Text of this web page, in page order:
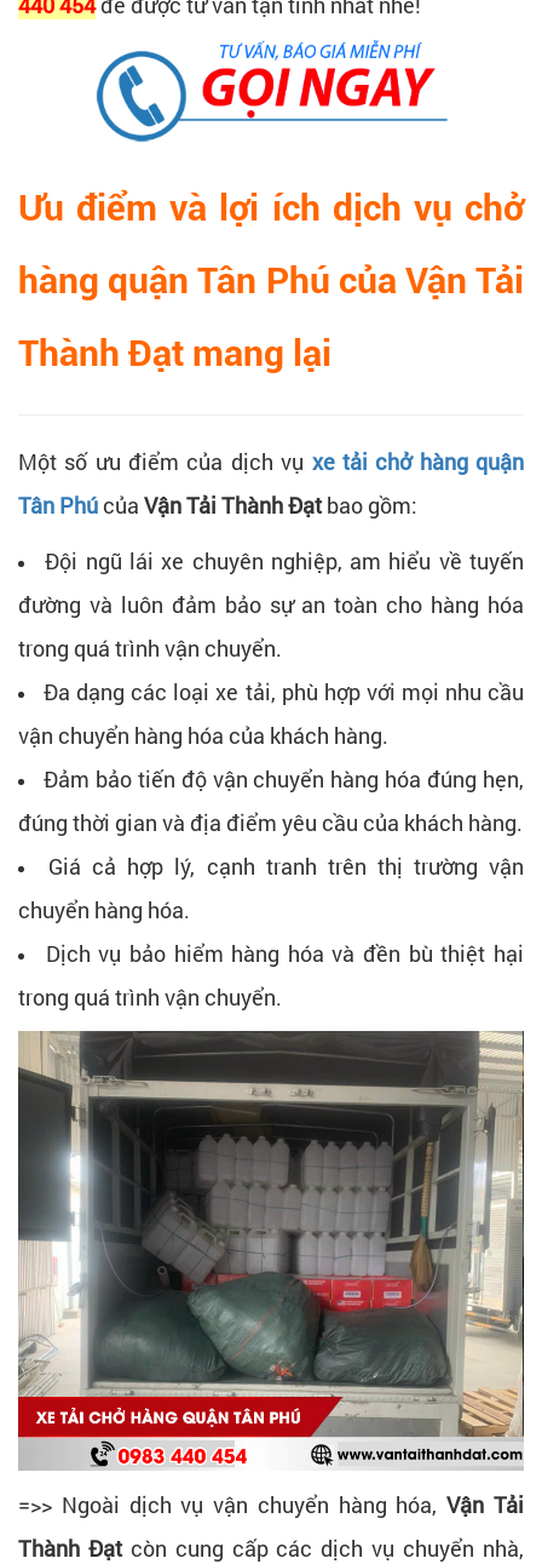
Ưu điểm và lợi ích dịch vụ chở
hàng quận Tân Phú của Vận Tải
Thành Đạt mang lại
Một số ưu điểm của dịch vụ xe tải chở hàng quận
Tân Phúcủa Vận Tải Thành Đạt bao gồm:
Đội ngũ lái xe chuyên nghiệp, am hiểu về tuyến
đường và luôn đảm bảo sự an toàn cho hàng hóa
trong quá trình vận chuyển.
Đa dạng các loại xe tải, phù hợp với mọi nhu cầu
vận chuyển hàng hóa của khách hàng.
Đảm bảo tiến độ vận chuyển hàng hóa đúng hẹn,
đúng thời gian và địa điểm yêu cầu của khách hàng.
Giá cả hợp lý, cạnh tranh trên thị trường vận
chuyển hàng hóa.
Dịch vụ bảo hiểm hàng hóa và đền bù thiệt hại
trong quá trình vận chuyển.
=>> Ngoài dịch vụ vận chuyển hàng hóa,Vận Tải
Thành Đạtcòn cung cấp các dịch vụ chuyển nhà,